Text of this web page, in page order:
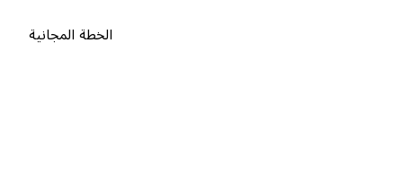
الخطة المجانية